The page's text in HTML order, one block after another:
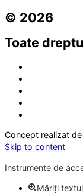
© 2026
Toate
Concept realizat de
Skip to content
Instrumente de
Măriți textul